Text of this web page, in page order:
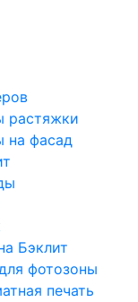
растяжки
на фасад
Бэклит
фотозоны
печать